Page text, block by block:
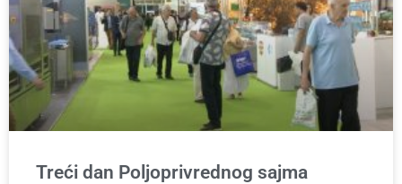
Treći dan Poljoprivrednog sajma